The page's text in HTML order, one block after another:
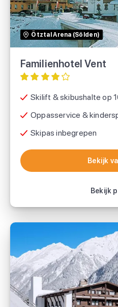
Ötztal Arena (Sölden)
Familienhotel Vent
Skilift & skibushalte op
Oppasservice &
Skipas inbegrepen
Bekijk
Bekijk
Bekijk